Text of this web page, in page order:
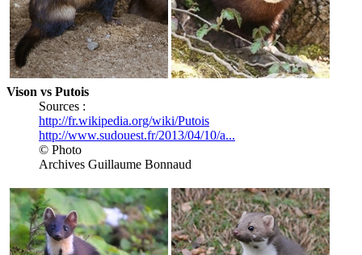
Vison vs Putois
Sources :
http://fr.wikipedia.org/wiki/Putois
http://www.sudouest.fr/2013/04/10/a...
© Photo
Archives Guillaume Bonnaud